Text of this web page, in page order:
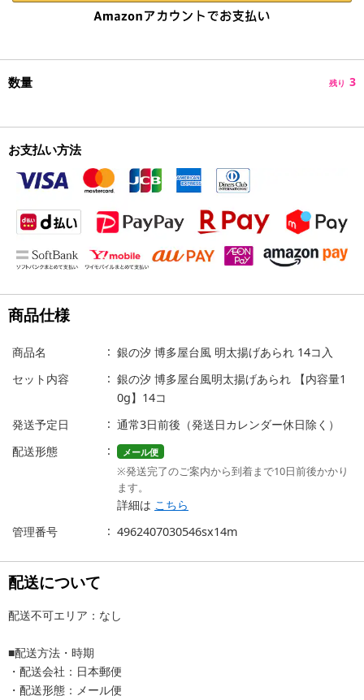
数量 残り 3
お支払い方法
商品仕様
商品名
銀の汐 博多屋台風 明太揚げあられ 14コ入
セット内容
銀の汐 博多屋台風明太揚げあられ 【内容量1
0g】14コ
発送予定日
通常3日前後（発送日カレンダー休日除く）
配送形態
メール便
※発送完了のご案内から到着まで10日前後かかり
ます。
詳細は こちら
管理番号
4962407030546sx14m
配送について
配送不可エリア：なし
■配送方法・時期
・配送会社：日本郵便
・配送形態：メール便